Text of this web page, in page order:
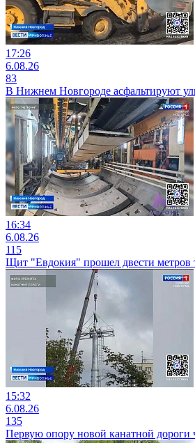
17:26
6.08.26
83
В Нижнем Новгороде асфальтируют
16:34
6.08.26
115
Щит "Евдокия" прошел двести метров
15:32
6.08.26
135
Первую опору новой канатной дороги